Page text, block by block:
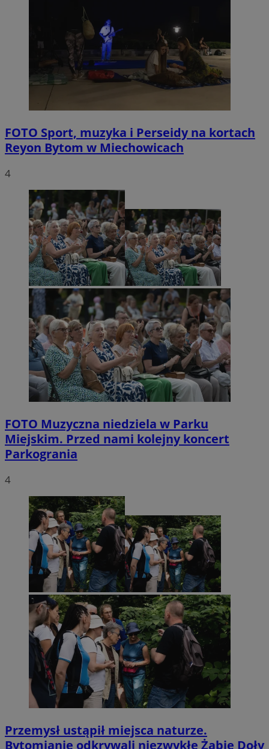
FOTO Sport, muzyka i Perseidy na kortach
Reyon Bytom w Miechowicach
4
FOTO Muzyczna niedziela w Parku
Miejskim. Przed nami kolejny koncert
Parkogrania
4
Przemysł ustąpił miejsca naturze.
Bytomianie odkrywali niezwykłe Żabie Doły